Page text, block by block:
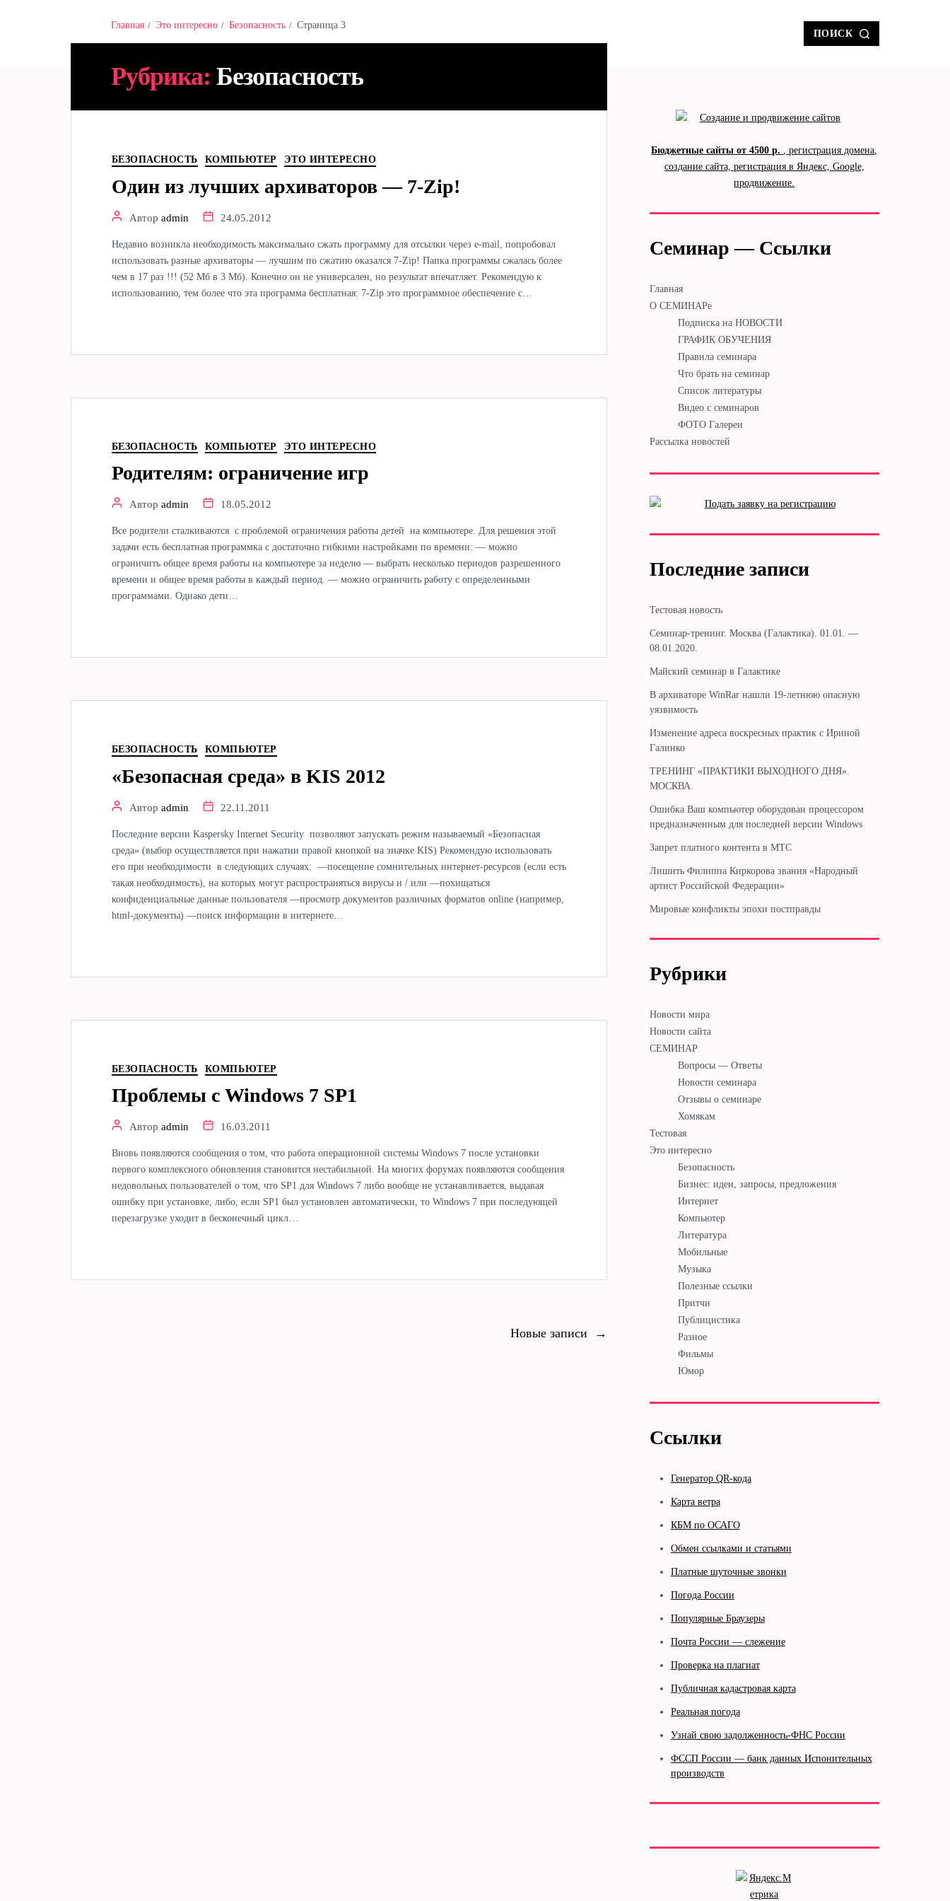
Hamster & Co ПОИСК
Главная Это интересно Безопасность Страница 3
Рубрика: Безопасность
БЕЗОПАСНОСТЬ КОМПЬЮТЕР ЭТО ИНТЕРЕСНО
Один из лучших архиваторов — 7-Zip!
Автор admin 24.05.2012
Недавно возникла необходимость максимально сжать программу для отсылки через e-mail, попробовал
использовать разные архиваторы — лучшим по сжатию оказался 7-Zip! Папка программы сжалась более
чем в 17 раз !!! (52 Мб в 3 Мб). Конечно он не универсален, но результат впечатляет. Рекомендую к
использованию, тем более что эта программа бесплатная: 7-Zip это программное обеспечение с…
БЕЗОПАСНОСТЬ КОМПЬЮТЕР ЭТО ИНТЕРЕСНО
Родителям: ограничение игр
Автор admin 18.05.2012
Все родители сталкиваются с проблемой ограничения работы детей на компьютере. Для решения этой
задачи есть бесплатная программка с достаточно гибкими настройками по времени: — можно
ограничить общее время работы на компьютере за неделю — выбрать несколько периодов разрешенного
времени и общее время работы в каждый период. — можно ограничить работу с определенными
программами. Однако дети…
БЕЗОПАСНОСТЬ КОМПЬЮТЕР
«Безопасная среда» в KIS 2012
Автор admin 22.11.2011
Последние версии Kaspersky Internet Security позволяют запускать режим называемый «Безопасная
среда» (выбор осуществляется при нажатии правой кнопкой на значке KIS) Рекомендую использовать
его при необходимости в следующих случаях: —посещение сомнительных интернет-ресурсов (если есть
такая необходимость), на которых могут распространяться вирусы и / или —похищаться
конфиденциальные данные пользователя —просмотр документов различных форматов online (например,
html-документы) —поиск информации в интернете…
БЕЗОПАСНОСТЬ КОМПЬЮТЕР
Проблемы с Windows 7 SP1
Автор admin 16.03.2011
Вновь появляются сообщения о том, что работа операционной системы Windows 7 после установки
первого комплексного обновления становится нестабильной. На многих форумах появляются сообщения
недовольных пользователей о том, что SP1 для Windows 7 либо вообще не устанавливается, выдавая
ошибку при установке, либо, если SP1 был установлен автоматически, то Windows 7 при последующей
перезагрузке уходит в бесконечный цикл…
→
Новые записи
Бюджетные сайты от 4500 р. , регистрация домена,
создание сайта, регистрация в Яндекс, Google,
продвижение.
Семинар — Ссылки
Главная
О СЕМИНАРе
Подписка на НОВОСТИ
ГРАФИК ОБУЧЕНИЯ
Правила семинара
Что брать на семинар
Список литературы
Видео с семинаров
ФОТО Галереи
Рассылка новостей
Последние записи
Тестовая новость
Cеминар-тренинг. Москва (Галактика). 01.01. —
08.01.2020.
Майский семинар в Галактике
В архиваторе WinRar нашли 19-летнюю опасную
уязвимость
Изменение адреса воскресных практик с Ириной
Галинко
ТРЕНИНГ «ПРАКТИКИ ВЫХОДНОГО ДНЯ».
МОСКВА.
Ошибка Ваш компьютер оборудован процессором
предназначенным для последней версии Windows
Запрет платного контента в МТС
Лишить Филиппа Киркорова звания «Народный
артист Российской Федерации»
Мировые конфликты эпохи постправды
Рубрики
Новости мира
Новости сайта
СЕМИНАР
Вопросы — Ответы
Новости семинара
Отзывы о семинаре
Хомякам
Тестовая
Это интересно
Безопасность
Бизнес: идеи, запросы, предложения
Интернет
Компьютер
Литература
Мобильные
Музыка
Полезные ссылки
Притчи
Публицистика
Разное
Фильмы
Юмор
Ссылки
Генератор QR-кода
Карта ветра
КБМ по ОСАГО
Обмен ссылками и статьями
Платные шуточные звонки
Погода России
Популярные Браузеры
Почта России — слежение
Проверка на плагиат
Публичная кадастровая карта
Реальная погода
Узнай свою задолженность-ФНС России
ФССП России — банк данных Испонительных
производств